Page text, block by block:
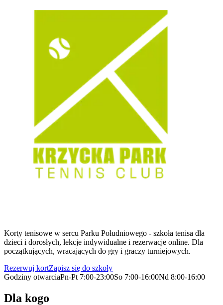
Korty tenisowe w sercu Parku Południowego - szkoła tenisa dla
dzieci i dorosłych, lekcje indywidualne i rezerwacje online. Dla
początkujących, wracających do gry i graczy turniejowych.
Rezerwuj kortZapisz się do szkoły
Godziny otwarciaPn-Pt 7:00-23:00So 7:00-16:00Nd 8:00-16:00
Dla kogo